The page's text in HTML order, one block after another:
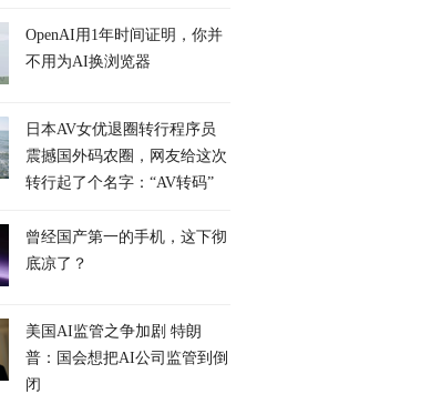
OpenAI用1年时间证明，你并
不用为AI换浏览器
日本AV女优退圈转行程序员
震撼国外码农圈，网友给这次
转行起了个名字：“AV转码”
曾经国产第一的手机，这下彻
底凉了？
美国AI监管之争加剧 特朗
普：国会想把AI公司监管到倒
闭